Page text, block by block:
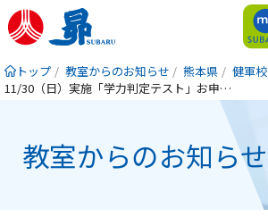
トップ 教室からのお知らせ 熊本県
健軍校
11/30（日）実施「学力判定テスト」お申し込み受付中！
教室からのお知らせ